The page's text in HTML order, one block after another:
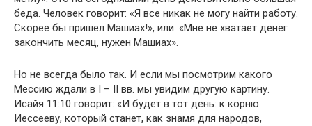
беда. Человек говорит: «Я все никак не могу найти работу.
Скорее бы пришел Машиах!», или: «Мне не хватает денег
закончить месяц, нужен Машиах».
Но не всегда было так. И если мы посмотрим какого
Мессию ждали в I – II вв. мы увидим другую картину.
Исайя 11:10 говорит: «И будет в тот день: к корню
Иессееву, который станет, как знамя для народов,